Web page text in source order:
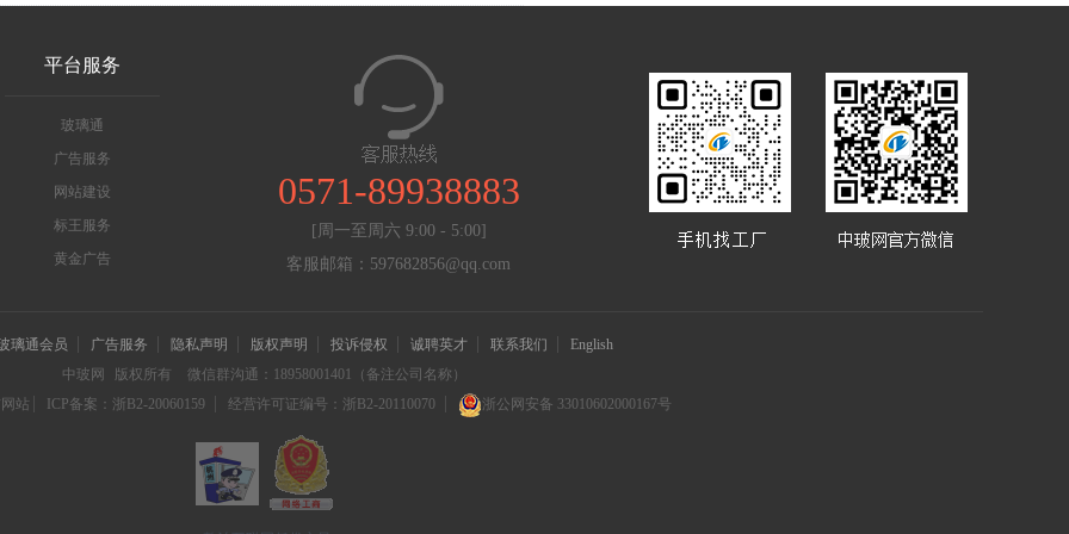
平台服务
玻璃通
广告服务
网站建设
标王服务
黄金广告
0571-89938883
[周一至周六 9:00 - 5:00]
客服邮箱：597682856@qq.com
璃通会员 广告服务 隐私声明 版权声明 投诉侵权 诚聘英才 联系我们
English
中玻网
版权所有
微信群沟通：18958001401（备注公司名称）
站
ICP备案：浙B2-20060159 经营许可证编号：浙B2-20110070 浙公网安备 33010602000167号